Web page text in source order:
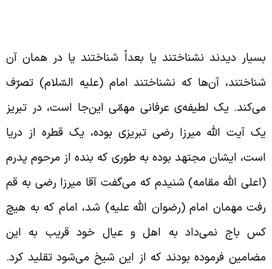
دیدند نشناختند یا بعداً شناختند یا در همان آن
آن‌ها که نشناختند امام (علیه السّلام) تصرّف
یک لطیفه‌ی عرفانی مهمّی این‌جا است، در تبریز
آیت الله میرزا رضی تبریزی بوده، یک قطره از دریا
ایشان مجتهد بوده به طوری که بنده از مرحوم پدرم
الله مقامه) شنیدم که می‌گفت آقا میرزا رضی به قم
مهمان امام (رضوان الله علیه) شد، امام که به هیچ
باج نمی‌داد به اهل و عیال خود قریب به این
فرموده بودند که از این شیخ می‌شود تقلید کرد.